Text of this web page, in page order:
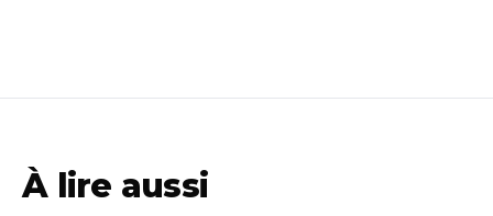
À lire aussi